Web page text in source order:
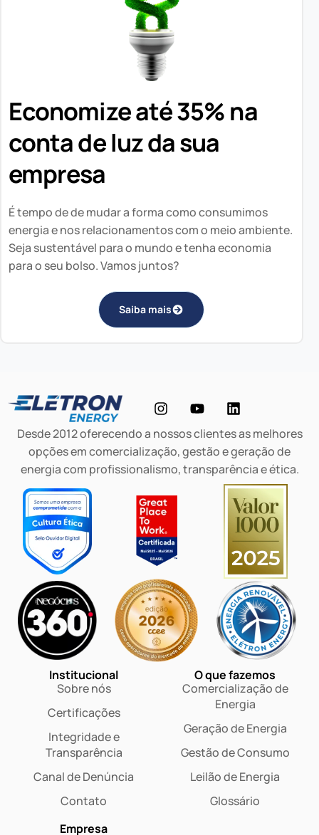
Economize até 35% na
conta de luz da sua
empresa
É tempo de de mudar a forma como consumimos
energia e nos relacionamentos com o meio ambiente.
Seja sustentável para o mundo e tenha economia
para o seu bolso. Vamos juntos?
Saiba mais
Desde 2012 oferecendo a nossos clientes as melhores
opções em comercialização, gestão e geração de
energia com profissionalismo, transparência e ética.
Institucional
Sobre nós
Certificações
Integridade e
Transparência
Canal de Denúncia
Contato
O que fazemos
Comercialização de
Energia
Geração de Energia
Gestão de Consumo
Leilão de Energia
Glossário
Empresa